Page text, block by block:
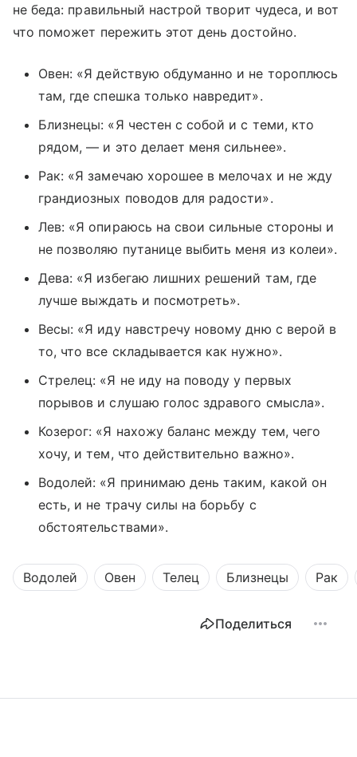
не беда: правильный настрой творит чудеса, и вот
что поможет пережить этот день достойно.
Овен: «Я действую обдуманно и не тороплюсь
там, где спешка только навредит».
Близнецы: «Я честен с собой и с теми, кто
рядом, — и это делает меня сильнее».
Рак: «Я замечаю хорошее в мелочах и не жду
грандиозных поводов для радости».
Лев: «Я опираюсь на свои сильные стороны и
не позволяю путанице выбить меня из колеи».
Дева: «Я избегаю лишних решений там, где
лучше выждать и посмотреть».
Весы: «Я иду навстречу новому дню с верой в
то, что все складывается как нужно».
Стрелец: «Я не иду на поводу у первых
порывов и слушаю голос здравого смысла».
Козерог: «Я нахожу баланс между тем, чего
хочу, и тем, что действительно важно».
Водолей: «Я принимаю день таким, какой он
есть, и не трачу силы на борьбу с
обстоятельствами».
Водолей Овен Телец Близнецы Рак
Поделиться